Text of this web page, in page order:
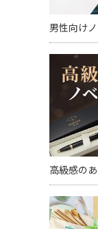
男性向け
高級感の